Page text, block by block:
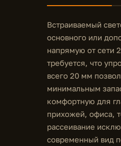
Встраиваемый
основного или
напрямую от сети
требуется, что
всего 20 мм
минимальным
комфортную для
прихожей, офиса,
рассеивание
современный вид